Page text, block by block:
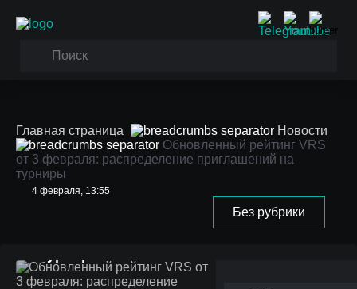
Главная страница
Новости
Обновленный рейтинг VRS
от 3 февраля: распределение приглашений на
турниры
4 февраля, 13:55
Без рубрики
Обновленный рейтинг